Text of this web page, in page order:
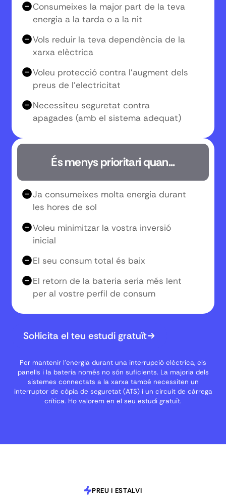
Consumeixes la major part de la teva
energia a la tarda o a la nit
Vols reduir la teva dependència de la
xarxa elèctrica
Voleu protecció contra l'augment dels
preus de l'electricitat
Necessiteu seguretat contra
apagades (amb el sistema adequat)
És menys prioritari quan...
Ja consumeixes molta energia durant
les hores de sol
Voleu minimitzar la vostra inversió
inicial
El seu consum total és baix
El retorn de la bateria seria més lent
per al vostre perfil de consum
Sol·licita el teu estudi gratuït
Per mantenir l'energia durant una interrupció elèctrica, els
panells i la bateria només no són suficients. La majoria dels
sistemes connectats a la xarxa també necessiten un
interruptor de còpia de seguretat (ATS) i un circuit de càrrega
crítica. Ho valorem en el seu estudi gratuït.
PREU I ESTALVI